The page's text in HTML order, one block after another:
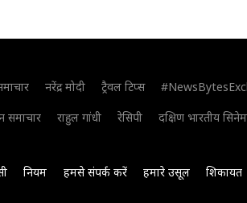
नरेंद्र मोदी ट्रैवल टिप्स
समाचार राहुल गांधी रेसिपी दक्षिण भारतीय
नियम हमसे संपर्क करें हमारे उसूल शिकायत